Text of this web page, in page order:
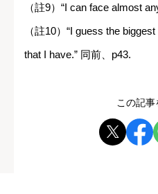
（註9）“I can face almost
（註10）“I guess the
that I have.” 同前、p43.
この記